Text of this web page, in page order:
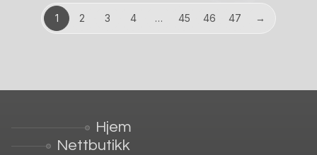
1 2 3 4 … 45 46 47 →
Hjem
Nettbutikk